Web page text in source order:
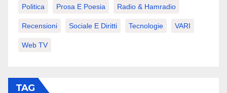
Politica Prosa E Poesia Radio & Hamradio
Recensioni Sociale E Diritti Tecnologie VARI
Web TV
TAG